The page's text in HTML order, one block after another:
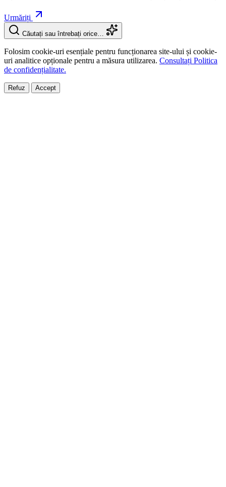
Urmăriți
Căutați sau întrebați orice…
Folosim cookie-uri esențiale pentru funcționarea site-ului și cookie-
uri analitice opționale pentru a măsura utilizarea. Consultați Politica
de confidențialitate.
Refuz Accept